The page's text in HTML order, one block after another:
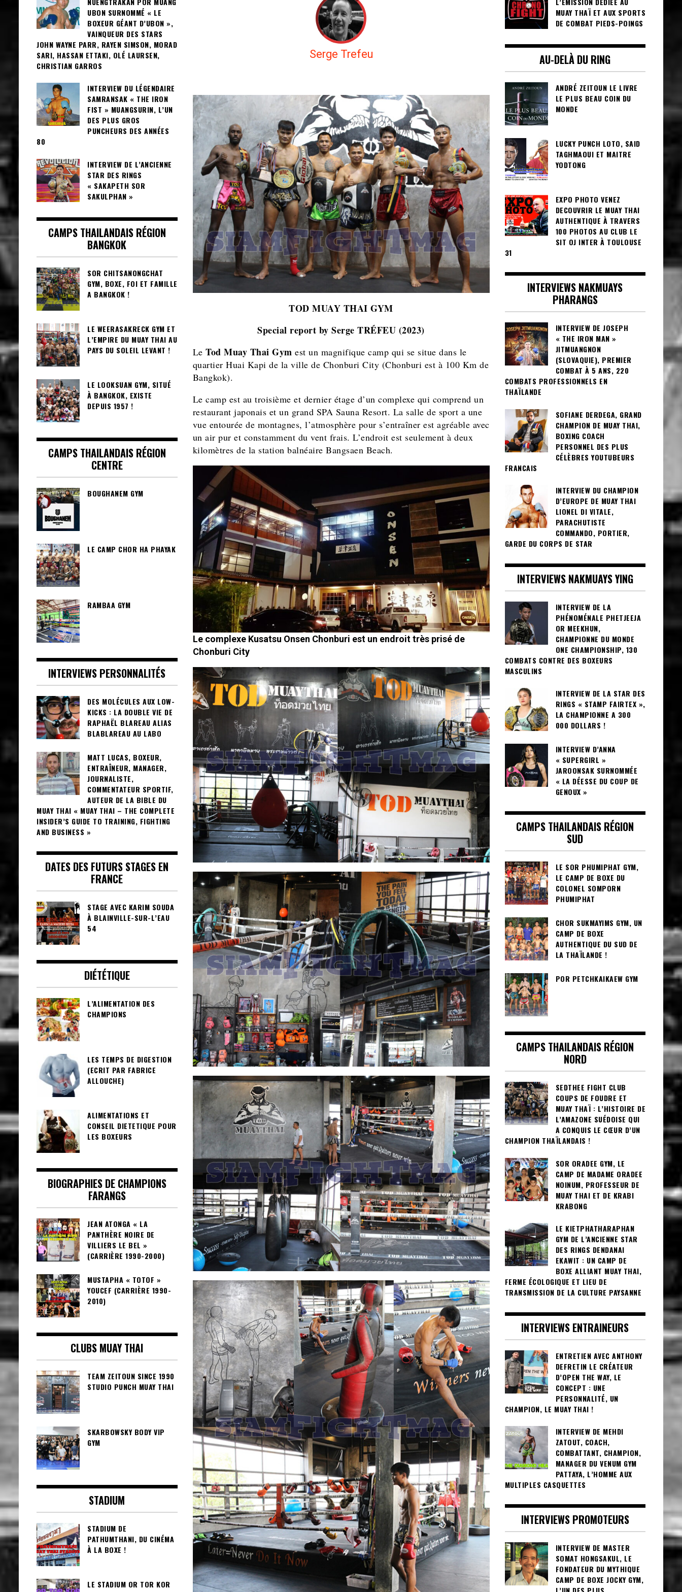
Serge Trefeu
TOD MUAY THAI GYM
Special report by Serge TRÉFEU (2023)
Le Tod Muay Thai Gym est un magnifique camp qui se situe dans le
quartier Huai Kapi de la ville de Chonburi City (Chonburi est à 100 Km de
Bangkok).
Le camp est au troisième et dernier étage d’un complexe qui comprend un
restaurant japonais et un grand SPA Sauna Resort. La salle de sport a une
vue entourée de montagnes, l’atmosphère pour s’entraîner est agréable avec
un air pur et constamment du vent frais. L’endroit est seulement à deux
kilomètres de la station balnéaire Bangsaen Beach.
Le complexe Kusatsu Onsen Chonburi est un endroit très prisé de
Chonburi City
UBON SURNOMMÉ « LE
BOXEUR GÉANT D’UBON »,
VAINQUEUR DES STARS
JOHN WAYNE PARR, RAYEN SIMSON, MORAD
SARI, HASSAN ETTAKI, OLÉ LAURSEN,
CHRISTIAN GARROS
INTERVIEW DU LÉGENDAIRE
SAMRANSAK « THE IRON
FIST » MUANGSURIN, L’UN
DES PLUS GROS
PUNCHEURS DES ANNÉES
80
INTERVIEW DE L’ANCIENNE
STAR DES RINGS
« SAKAPETH SOR
SAKULPHAN »
CAMPS THAILANDAIS RÉGION
BANGKOK
SOR CHITSANONGCHAT
GYM, BOXE, FOI ET FAMILLE
A BANGKOK !
LE WEERASAKRECK GYM ET
L’EMPIRE DU MUAY THAI AU
PAYS DU SOLEIL LEVANT !
LE LOOKSUAN GYM, SITUÉ
À BANGKOK, EXISTE
DEPUIS 1957 !
CAMPS THAILANDAIS RÉGION
CENTRE
BOUGHANEM GYM
LE CAMP CHOR HA PHAYAK
RAMBAA GYM
INTERVIEWS PERSONNALITÉS
DES MOLÉCULES AUX LOW-
KICKS : LA DOUBLE VIE DE
RAPHAËL BLAREAU ALIAS
BLABLAREAU AU LABO
MATT LUCAS, BOXEUR,
ENTRAÎNEUR, MANAGER,
JOURNALISTE,
COMMENTATEUR SPORTIF,
AUTEUR DE LA BIBLE DU
MUAY THAI « MUAY THAI – THE COMPLETE
INSIDER’S GUIDE TO TRAINING, FIGHTING
AND BUSINESS »
DATES DES FUTURS STAGES EN
FRANCE
STAGE AVEC KARIM SOUDA
À BLAINVILLE-SUR-L’EAU
54
DIÉTÉTIQUE
L’ALIMENTATION DES
CHAMPIONS
LES TEMPS DE DIGESTION
(ECRIT PAR FABRICE
ALLOUCHE)
ALIMENTATIONS ET
CONSEIL DIETETIQUE POUR
LES BOXEURS
BIOGRAPHIES DE CHAMPIONS
FARANGS
JEAN ATONGA « LA
PANTHÈRE NOIRE DE
VILLIERS LE BEL »
(CARRIÈRE 1990-2000)
MUSTAPHA « TOTOF »
YOUCEF (CARRIÈRE 1990-
2010)
CLUBS MUAY THAI
TEAM ZEITOUN SINCE 1990
STUDIO PUNCH MUAY THAI
SKARBOWSKY BODY VIP
GYM
STADIUM
STADIUM DE
PATHUMTHANI, DU CINÉMA
À LA BOXE !
LE STADIUM OR TOR KOR
MUAY THAÏ ET AUX SPORTS
DE COMBAT PIEDS-POINGS
AU-DELÀ DU RING
ANDRÉ ZEITOUN LE LIVRE
LE PLUS BEAU COIN DU
MONDE
LUCKY PUNCH LOTO, SAID
TAGHMAOUI ET MAITRE
YODTONG
EXPO PHOTO VENEZ
DECOUVRIR LE MUAY THAI
AUTHENTIQUE À TRAVERS
100 PHOTOS AU CLUB LE
SIT OJ INTER À TOULOUSE
31
INTERVIEWS NAKMUAYS
PHARANGS
INTERVIEW DE JOSEPH
« THE IRON MAN »
JITMUANGNON
(SLOVAQUIE), PREMIER
COMBAT À 5 ANS, 220
COMBATS PROFESSIONNELS EN
THAÏLANDE
SOFIANE DERDEGA, GRAND
CHAMPION DE MUAY THAI,
BOXING COACH
PERSONNEL DES PLUS
CÉLÈBRES YOUTUBEURS
FRANCAIS
INTERVIEW DU CHAMPION
D’EUROPE DE MUAY THAI
LIONEL DI VITALE,
PARACHUTISTE
COMMANDO, PORTIER,
GARDE DU CORPS DE STAR
INTERVIEWS NAKMUAYS YING
INTERVIEW DE LA
PHÉNOMÉNALE PHETJEEJA
OR MEEKHUN,
CHAMPIONNE DU MONDE
ONE CHAMPIONSHIP, 130
COMBATS CONTRE DES BOXEURS
MASCULINS
INTERVIEW DE LA STAR DES
RINGS « STAMP FAIRTEX »,
LA CHAMPIONNE A 300
000 DOLLARS !
INTERVIEW D’ANNA
« SUPERGIRL »
JAROONSAK SURNOMMÉE
« LA DÉESSE DU COUP DE
GENOUX »
CAMPS THAILANDAIS RÉGION
SUD
LE SOR PHUMIPHAT GYM,
LE CAMP DE BOXE DU
COLONEL SOMPORN
PHUMIPHAT
CHOR SUKMAYIMS GYM, UN
CAMP DE BOXE
AUTHENTIQUE DU SUD DE
LA THAÏLANDE !
POR PETCHKAIKAEW GYM
CAMPS THAILANDAIS RÉGION
NORD
SEDTHEE FIGHT CLUB
COUPS DE FOUDRE ET
MUAY THAÏ : L’HISTOIRE DE
L’AMAZONE SUÉDOISE QUI
A CONQUIS LE CŒUR D’UN
CHAMPION THAÏLANDAIS !
SOR ORADEE GYM, LE
CAMP DE MADAME ORADEE
NOINUM, PROFESSEUR DE
MUAY THAI ET DE KRABI
KRABONG
LE KIETPHATHARAPHAN
GYM DE L’ANCIENNE STAR
DES RINGS DENDANAI
EKAWIT : UN CAMP DE
BOXE ALLIANT MUAY THAI,
FERME ÉCOLOGIQUE ET LIEU DE
TRANSMISSION DE LA CULTURE PAYSANNE
INTERVIEWS ENTRAINEURS
ENTRETIEN AVEC ANTHONY
DEFRETIN LE CRÉATEUR
D’OPEN THE WAY, LE
CONCEPT : UNE
PERSONNALITÉ, UN
CHAMPION, LE MUAY THAI !
INTERVIEW DE MEHDI
ZATOUT, COACH,
COMBATTANT, CHAMPION,
MANAGER DU VENUM GYM
PATTAYA, L’HOMME AUX
MULTIPLES CASQUETTES
INTERVIEWS PROMOTEURS
INTERVIEW DE MASTER
SOMAT HONGSAKUL, LE
FONDATEUR DU MYTHIQUE
CAMP DE BOXE JOCKY GYM,